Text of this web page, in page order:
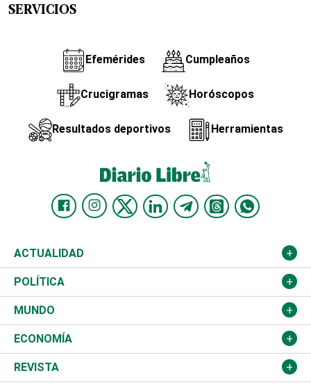
SERVICIOS
Efemérides Cumpleaños
Crucigramas Horóscopos
Resultados deportivos Herramientas
ACTUALIDAD
Nacional
Ciudad
Educación
Salud
POLÍTICA
Partidos
JCE
TSE
MUNDO
Estados Unidos
América Latina
ECONOMÍA
Finanzas
REVISTA